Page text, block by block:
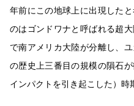
年前にこの地球上に出現した
のはゴンドワナと呼ばれる超
で南アメリカ大陸が分離し、
の歴史上三番目の規模の隕石
インパクトを引き起こした）時